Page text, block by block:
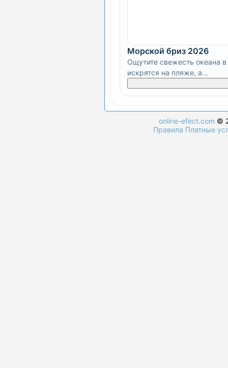
Морской бриз 2026
Ощутите свежесть океана
искрятся на пляже, а...
online-efect.com ©
Правила Платные